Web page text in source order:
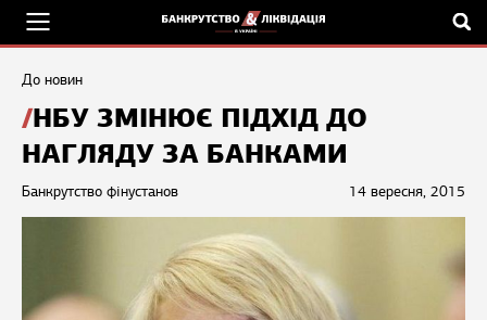
До новин
НБУ ЗМІНЮЄ ПІДХІД ДО
НАГЛЯДУ ЗА БАНКАМИ
14 вересня, 2015
Банкрутство фінустанов